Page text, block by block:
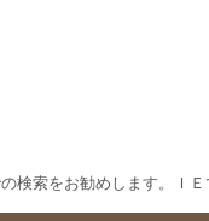
検索をお勧めします。Ｉ